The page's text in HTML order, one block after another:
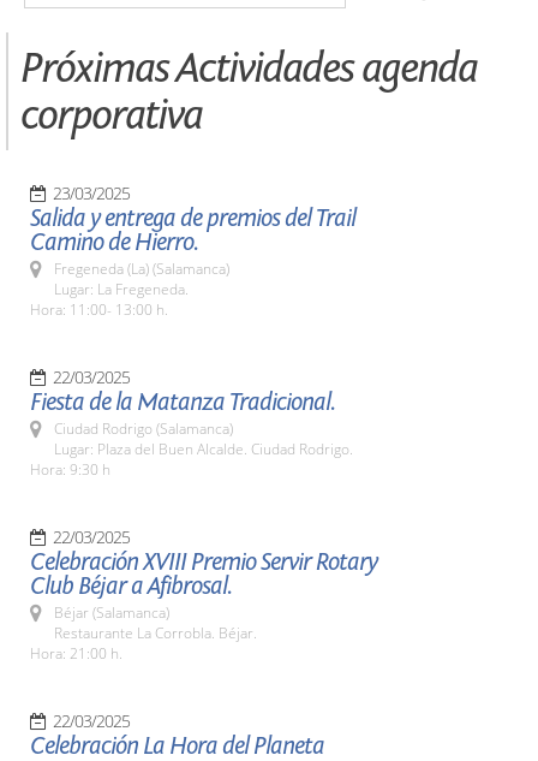
Próximas Actividades agenda
corporativa
23/03/2025
Salida y entrega de premios del Trail
Camino de Hierro.
Fregeneda (La) (Salamanca)
Lugar: La Fregeneda.
Hora: 11:00- 13:00 h.
22/03/2025
Fiesta de la Matanza Tradicional.
Ciudad Rodrigo (Salamanca)
Lugar: Plaza del Buen Alcalde. Ciudad Rodrigo.
Hora: 9:30 h
22/03/2025
Celebración XVIII Premio Servir Rotary
Club Béjar a Afibrosal.
Béjar (Salamanca)
Restaurante La Corrobla. Béjar.
Hora: 21:00 h.
22/03/2025
Celebración La Hora del Planeta